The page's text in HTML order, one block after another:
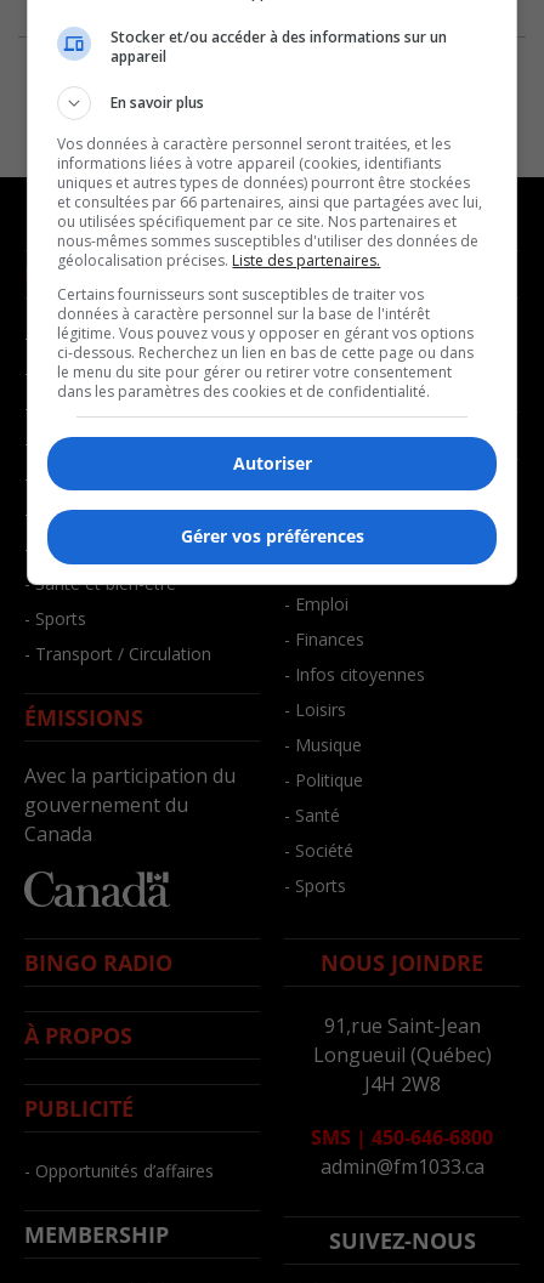
NOUVELLES
- Affaires municipales
- Communauté / Social
- Culture
- Économie
- Éducation
- Environnement
- Faits divers
- Santé et bien-être
- Sports
- Transport / Circulation
ÉMISSIONS
Avec la participation du
gouvernement du
Canada
MUSIQUE
- Décompte franco
- Joué récemment
BALADOS
- Art de vivre
- Bien-être
- Emploi
- Finances
- Infos citoyennes
- Loisirs
- Musique
- Politique
- Santé
- Société
- Sports
BINGO RADIO
À PROPOS
PUBLICITÉ
- Opportunités d’affaires
MEMBERSHIP
NOUS JOINDRE
91,rue Saint-Jean
Longueuil (Québec)
J4H 2W8
SMS | 450-646-6800
admin@fm1033.ca
SUIVEZ-NOUS
Stocker et/ou accéder à des informations sur un
appareil
En savoir plus
Vos données à caractère personnel seront traitées, et les
informations liées à votre appareil (cookies, identifiants
uniques et autres types de données) pourront être stockées
et consultées par 66 partenaires, ainsi que partagées avec lui,
ou utilisées spécifiquement par ce site. Nos partenaires et
nous-mêmes sommes susceptibles d'utiliser des données de
géolocalisation précises. Liste des partenaires.
Certains fournisseurs sont susceptibles de traiter vos
données à caractère personnel sur la base de l'intérêt
légitime. Vous pouvez vous y opposer en gérant vos options
ci-dessous. Recherchez un lien en bas de cette page ou dans
le menu du site pour gérer ou retirer votre consentement
dans les paramètres des cookies et de confidentialité.
Autoriser
Gérer vos préférences